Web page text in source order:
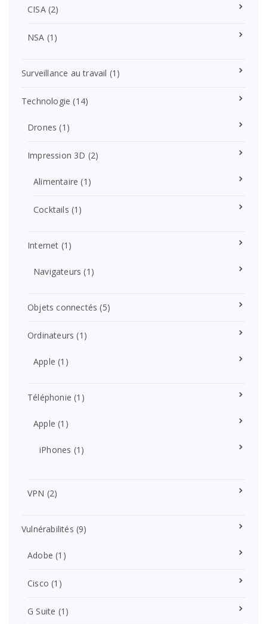
CISA(2)
NSA (1)
Surveillance au travail (1)
Technologie (14)
Drones (1)
Impression 3D (2)
Alimentaire (1)
Cocktails (1)
Internet (1)
Navigateurs (1)
Objets connectés (5)
Ordinateurs (1)
Apple (1)
Téléphonie (1)
Apple (1)
iPhones (1)
VPN (2)
Vulnérabilités (9)
Adobe (1)
Cisco (1)
G Suite (1)